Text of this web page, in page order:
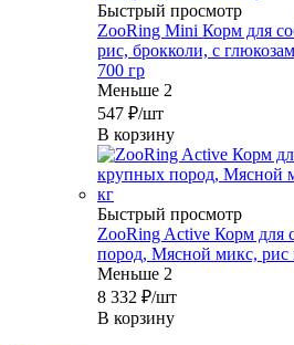
Быстрый просмотр
ZooRing Mini Корм для
рис, брокколи, с
700 гр
Меньше 2
547 ₽/шт
В корзину
Быстрый просмотр
ZooRing Active Корм для
пород, Мясной микс, рис
Меньше 2
8 332 ₽/шт
В корзину